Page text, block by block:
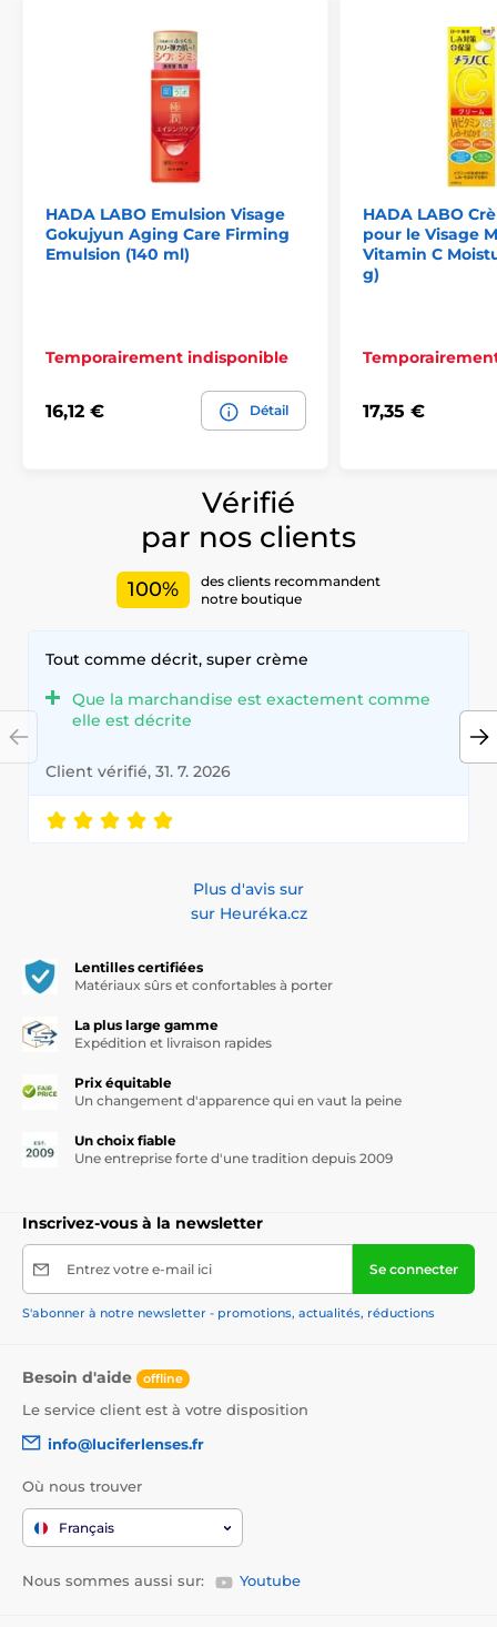
HADA LABO Emulsion Visage
Gokujyun Aging Care Firming
Emulsion (140 ml)
Temporairement indisponible
16,12 € Détail
HADA LABO
pour le Visage
Vitamin C
g)
17,35 €
Vérifié
par nos clients
100%
des clients recommandent
notre boutique
Tout comme décrit, super crème
Que la marchandise est exactement comme
elle est décrite
Client vérifié, 31. 7. 2026
Plus d'avis sur
sur Heuréka.cz
Lentilles certifiées
Matériaux sûrs et confortables à porter
La plus large gamme
Expédition et livraison rapides
Prix équitable
Un changement d'apparence qui en vaut la peine
Un choix fiable
Une entreprise forte d'une tradition depuis 2009
Inscrivez-vous à la newsletter
Entrez votre e-mail ici Se connecter
S'abonner à notre newsletter - promotions, actualités, réductions
Besoin d'aide offline
Le service client est à votre disposition
info@luciferlenses.fr
Où nous trouver
Français
Nous sommes aussi sur: Youtube